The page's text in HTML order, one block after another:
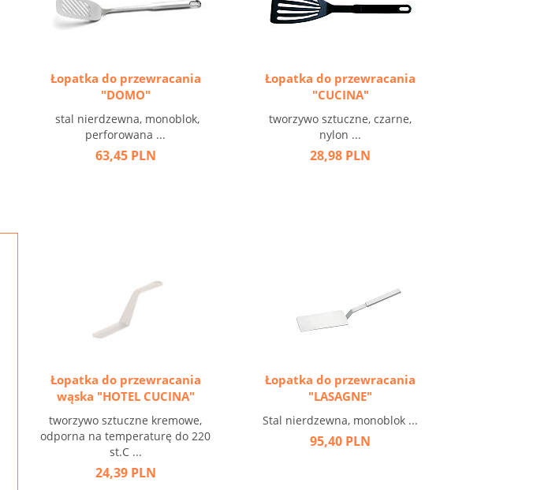
Łopatka do przewracania
"DOMO"
stal nierdzewna, monoblok,
perforowana ...
63,45 PLN
Łopatka do przewracania
"CUCINA"
tworzywo sztuczne, czarne,
nylon ...
28,98 PLN
Łopatka do przewracania
wąska "HOTEL CUCINA"
tworzywo sztuczne kremowe,
odporna na temperaturę do 220
st.C ...
24,39 PLN
Łopatka do przewracania
"LASAGNE"
Stal nierdzewna, monoblok ...
95,40 PLN